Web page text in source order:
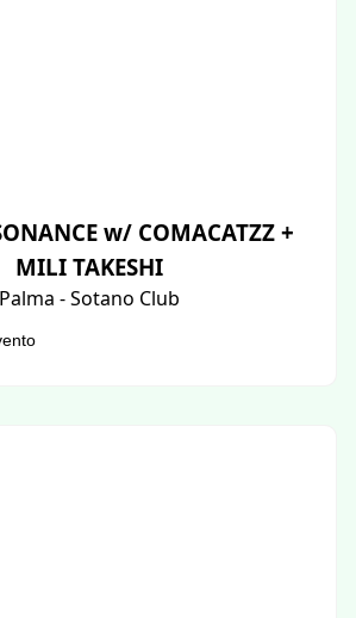
w/ COMACATZZ +
MILI TAKESHI
Palma - Sotano Club